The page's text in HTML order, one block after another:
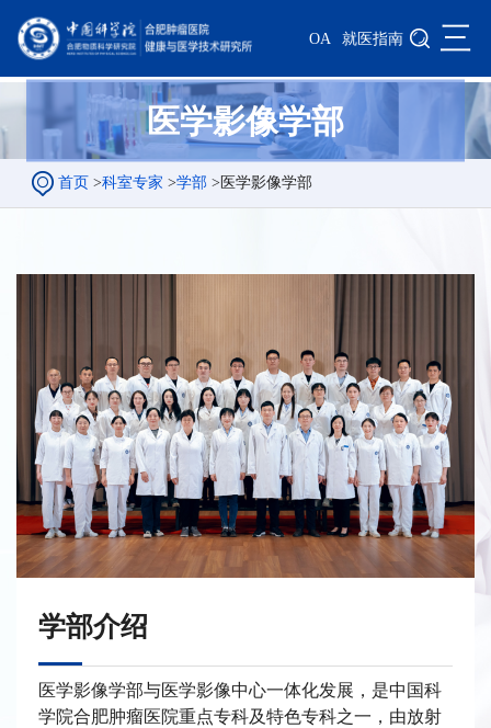
OA 就医指南 三
医学影像学部
首页 >科室专家 >学部 > 医学影像学部
学部介绍
医学影像学部与医学影像中心一体化发展，是中国科
学院合肥肿瘤医院重点专科及特色专科之一，由放射